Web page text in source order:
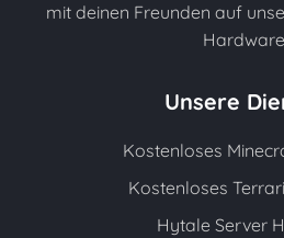
mit deinen Freunden auf
Unsere
Kostenloses
Kostenloses
Hytale Server